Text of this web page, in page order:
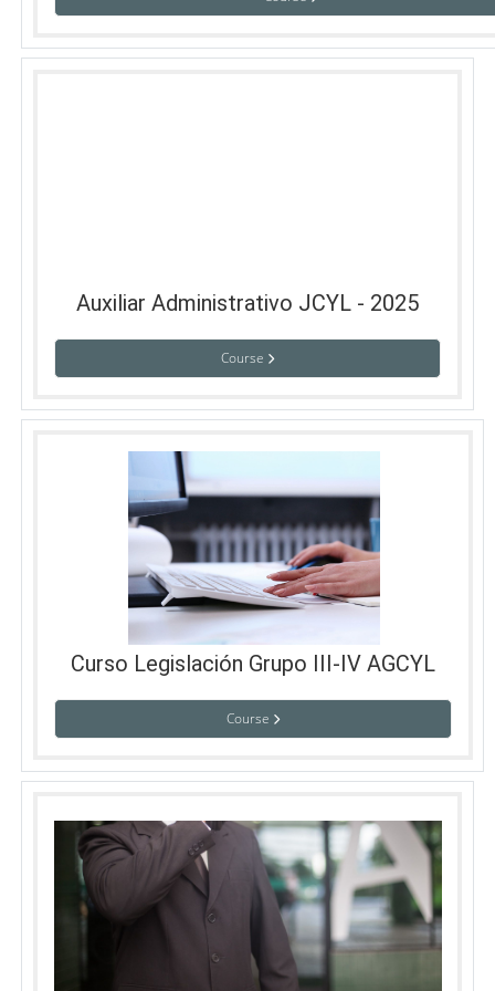
Auxiliar Administrativo JCYL - 2025
Course
Curso Legislación Grupo III-IV AGCYL
Course